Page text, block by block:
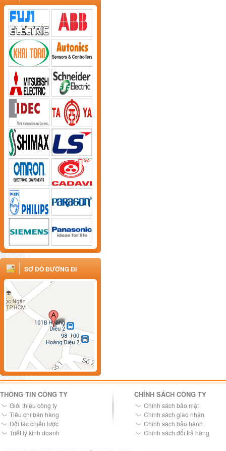
SƠ ĐỒ ĐƯỜNG ĐI
THÔNG TIN CÔNG TY
Giới thiệu công ty
Tiêu chí bán hàng
Đối tác chiến lược
Triết lý kinh doanh
CHÍNH SÁCH CÔNG TY
Chính sách bảo mật
Chính sách giao nhận
Chính sách bảo hành
Chính sách đổi trả hàng